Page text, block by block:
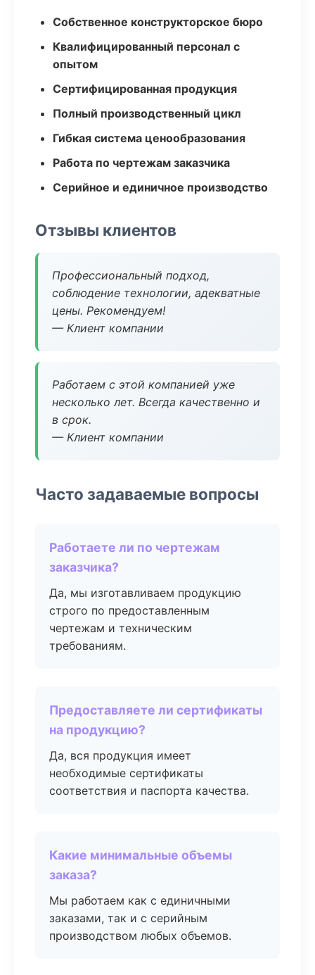
Собственное конструкторское бюро
Квалифицированный персонал с
опытом
Сертифицированная продукция
Полный производственный цикл
Гибкая система ценообразования
Работа по чертежам заказчика
Серийное и единичное производство
Отзывы клиентов
Профессиональный подход,
соблюдение технологии, адекватные
цены. Рекомендуем!
— Клиент компании
Работаем с этой компанией уже
несколько лет. Всегда качественно и
в срок.
— Клиент компании
Часто задаваемые вопросы
Работаете ли по чертежам
заказчика?
Да, мы изготавливаем продукцию
строго по предоставленным
чертежам и техническим
требованиям.
Предоставляете ли сертификаты
на продукцию?
Да, вся продукция имеет
необходимые сертификаты
соответствия и паспорта качества.
Какие минимальные объемы
заказа?
Мы работаем как с единичными
заказами, так и с серийным
производством любых объемов.